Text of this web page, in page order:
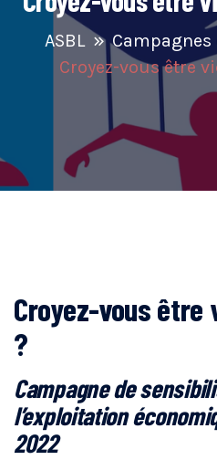
ASBL
Croyez-vous être
Croyez-vous
?
Campagne de
l’exploitation
2022